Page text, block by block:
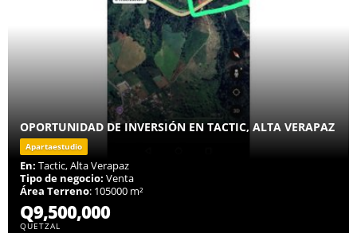
OPORTUNIDAD DE INVERSIÓN EN TACTIC, ALTA VERAPAZ
Apartaestudio
En: Tactic, Alta Verapaz
Tipo de negocio: Venta
Área Terreno: 105000 m²
Q9,500,000
QUETZAL